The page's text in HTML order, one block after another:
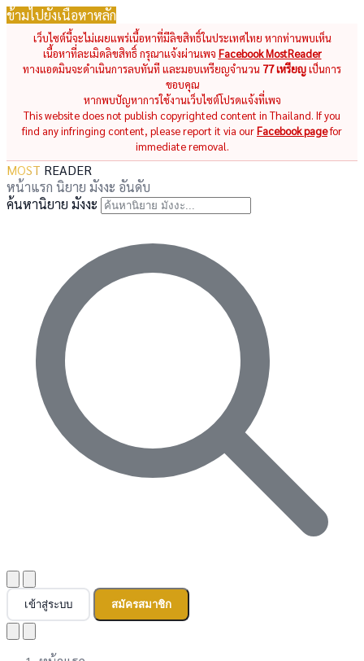
ข้ามไปยังเนื้อหาหลัก
เว็บไซต์นี้จะไม่เผยแพร่เนื้อหาที่มีลิขสิทธิ์ในประเทศไทย หากท่านพบเห็น
เนื้อหาที่ละเมิดลิขสิทธิ์ กรุณาแจ้งผ่านเพจ Facebook MostReader
ทางแอดมินจะดำเนินการลบทันที และมอบเหรียญจำนวน 77 เหรียญเป็นการ
ขอบคุณ
หากพบปัญหาการใช้งานเว็บไซต์โปรดแจ้งที่เพจ
This website does not publish copyrighted content in Thailand. If you
find any infringing content, please report it via ourFacebook pagefor
immediate removal.
MOST READER
หน้าแรก นิยาย มังงะ อันดับ
ค้นหานิยาย มังงะ
เข้าสู่ระบบ สมัครสมาชิก